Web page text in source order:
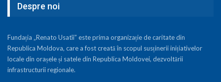
Despre noi
Fundația „Renato Usatîi” este prima organizație de caritate din
Republica Moldova, care a fost creată în scopul susținerii inițiativelor
locale din orașele și satele din Republica Moldovei, dezvoltării
infrastructurii regionale.